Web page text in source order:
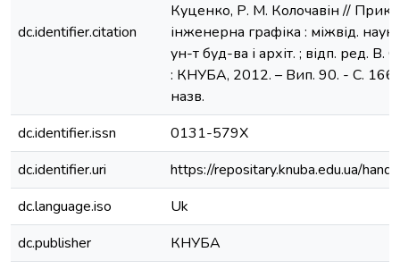
dc.identifier.citation
Куценко, Р. М. Колочавін //
інженерна графіка : міжвід.
ун-т буд-ва і архіт. ; відп. ред.
: КНУБА, 2012. – Вип. 90. - С. 166 -
назв.
dc.identifier.issn
0131-579Х
dc.identifier.uri
https://repositary.knuba.edu.ua/
dc.language.iso
Uk
dc.publisher
КНУБА